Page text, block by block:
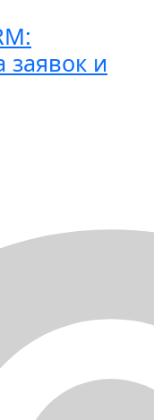
заявок и